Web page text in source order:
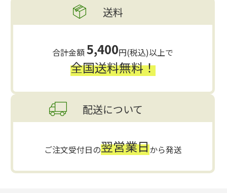
送料
合計金額5,400円(税込)以上で
全国送料無料！
配送について
ご注文受付日の翌営業日から発送